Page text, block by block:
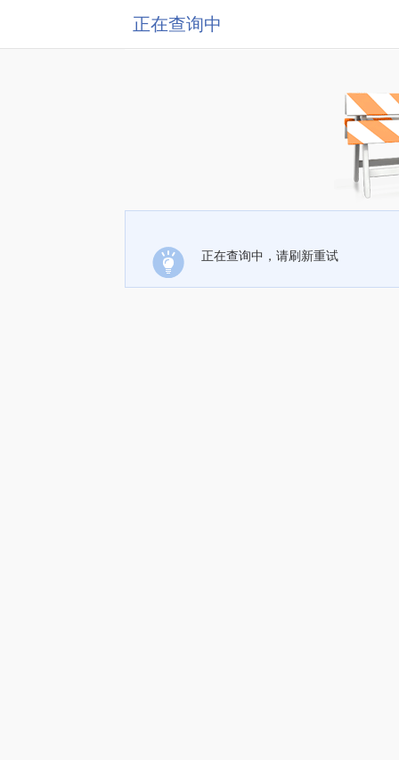
正在查询中
正在查询中，请刷新重试